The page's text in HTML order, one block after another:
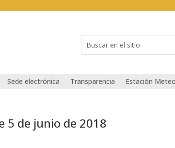
for...
Sede electrónica Transparencia Estación
5 de junio de 2018